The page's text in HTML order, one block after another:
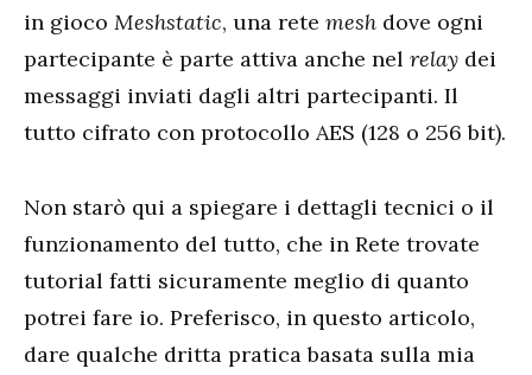
in gioco Meshstatic, una rete mesh dove ogni
partecipante è parte attiva anche nel relay dei
messaggi inviati dagli altri partecipanti. Il
tutto cifrato con protocollo AES (128 o 256 bit).
Non starò qui a spiegare i dettagli tecnici o il
funzionamento del tutto, che in Rete trovate
tutorial fatti sicuramente meglio di quanto
potrei fare io. Preferisco, in questo articolo,
dare qualche dritta pratica basata sulla mia